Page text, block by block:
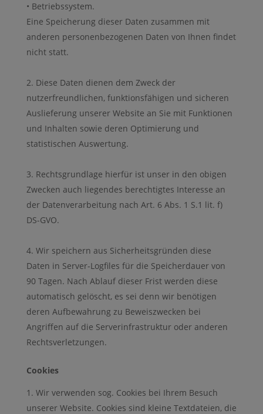
• Betriebssystem.
Eine Speicherung dieser Daten zusammen mit
anderen personenbezogenen Daten von Ihnen findet
nicht statt.
Diese Daten dienen dem Zweck der
nutzerfreundlichen, funktionsfähigen und sicheren
Auslieferung unserer Website an Sie mit Funktionen
und Inhalten sowie deren Optimierung und
statistischen Auswertung.
Rechtsgrundlage hierfür ist unser in den obigen
Zwecken auch liegendes berechtigtes Interesse an
der Datenverarbeitung nach Art. 6 Abs. 1 S.1 lit. f)
DS-GVO.
Wir speichern aus Sicherheitsgründen diese
Daten in Server-Logfiles für die Speicherdauer von
90 Tagen. Nach Ablauf dieser Frist werden diese
automatisch gelöscht, es sei denn wir benötigen
deren Aufbewahrung zu Beweiszwecken bei
Angriffen auf die Serverinfrastruktur oder anderen
Rechtsverletzungen.
Cookies
Wir verwenden sog. Cookies bei Ihrem Besuch
unserer Website. Cookies sind kleine Textdateien, die